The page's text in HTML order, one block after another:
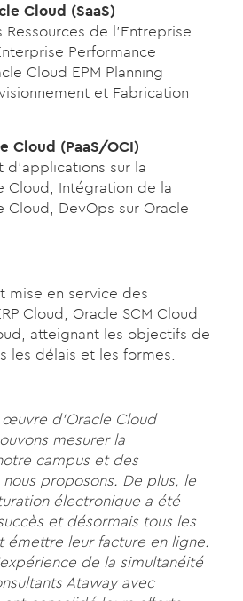
Cloud (SaaS)
de l’Entreprise
Performance
Cloud EPM Planning
et Fabrication
Cloud (PaaS/OCI)
sur la
Cloud, Intégration de la
Cloud, DevOps sur Oracle
mise en service des
Cloud, Oracle SCM Cloud
atteignant les objectifs de
les délais et les formes.
d’Oracle Cloud
mesurer la
campus et des
proposons. De plus, le
électronique a été
et désormais tous les
émettre leur facture en ligne.
de la simultanéité
Ataway avec